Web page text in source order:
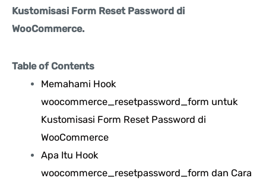
Kustomisasi Form Reset Password di
WooCommerce.
Table of Contents
Memahami Hook
woocommerce_resetpassword_form untuk
Kustomisasi Form Reset Password di
WooCommerce
Apa Itu Hook
woocommerce_resetpassword_form dan Cara